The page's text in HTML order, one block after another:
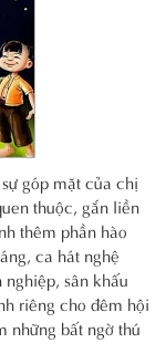
góp mặt của chị
thuộc, gắn liền
thêm phần hào
ca hát nghệ
sân khấu
riêng cho đêm hội
những bất ngờ thú